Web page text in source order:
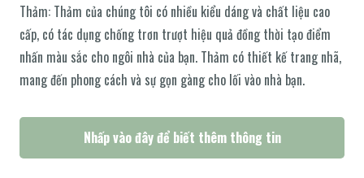
Thảm: Thảm của chúng tôi có nhiều kiểu dáng và chất liệu cao
cấp, có tác dụng chống trơn trượt hiệu quả đồng thời tạo điểm
nhấn màu sắc cho ngôi nhà của bạn. Thảm có thiết kế trang nhã,
mang đến phong cách và sự gọn gàng cho lối vào nhà bạn.
Nhấp vào đây để biết thêm thông tin